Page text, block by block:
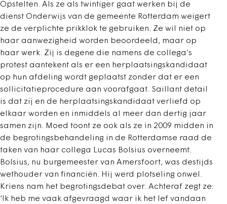
Opstelten. Als ze als twintiger gaat werken bij de
dienst Onderwijs van de gemeente Rotterdam weigert
ze de verplichte prikklok te gebruiken. Ze wil niet op
haar aanwezigheid worden beoordeeld, maar op
haar werk. Zij is degene die namens de collega’s
protest aantekent als er een herplaatsingskandidaat
op hun afdeling wordt geplaatst zonder dat er een
sollicitatieprocedure aan voorafgaat. Saillant detail
is dat zij en de herplaatsingskandidaat verliefd op
elkaar worden en inmiddels al meer dan dertig jaar
samen zijn. Moed toont ze ook als ze in 2009 midden in
de begrotingsbehandeling in de Rotterdamse raad de
taken van haar collega Lucas Bolsius overneemt.
Bolsius, nu burgemeester van Amersfoort, was destijds
wethouder van financiën. Hij werd plotseling onwel.
Kriens nam het begrotingsdebat over. Achteraf zegt ze:
‘Ik heb me vaak afgevraagd waar ik het lef vandaan